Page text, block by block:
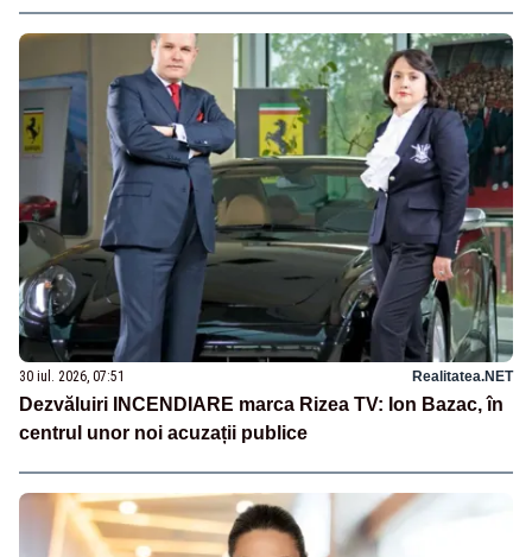
30 iul. 2026, 07:51 Realitatea.NET
Dezvăluiri INCENDIARE marca Rizea TV: Ion Bazac, în
centrul unor noi acuzații publice